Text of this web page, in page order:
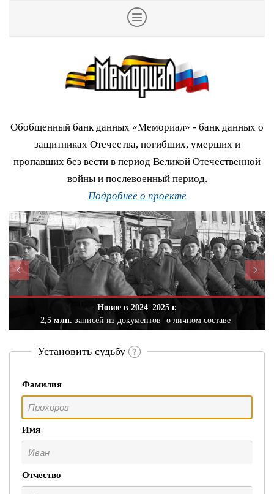
Обобщенный банк данных «Мемориал» - банк данных о
защитниках Отечества, погибших, умерших и
пропавших без вести в период Великой Отечественной
войны и послевоенный период.
Подробнее о проекте
Новое в 2024–2025 г.
2,5 млн. записей из документов о личном составе
Установить судьбу
Фамилия
Имя
Отчество